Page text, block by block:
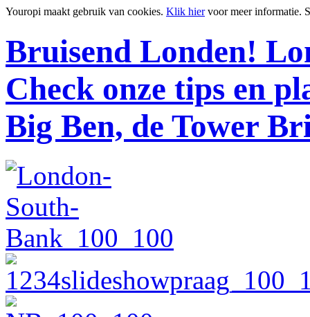
Youropi maakt gebruik van cookies. Klik hiervoor meer informatie.
Bruisend Londen!
Check onze tips en
Big Ben, de Tower